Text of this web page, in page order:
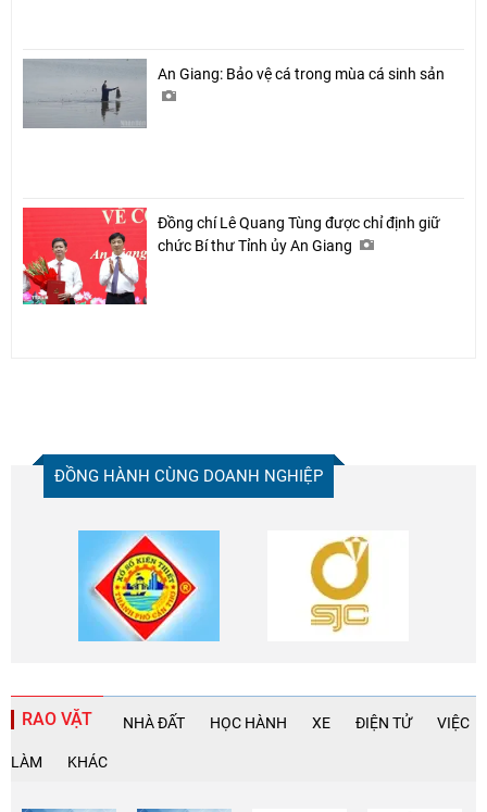
An Giang: Bảo vệ cá trong mùa cá sinh sản
Đồng chí Lê Quang Tùng được chỉ định giữ
chức Bí thư Tỉnh ủy An Giang
ĐỒNG HÀNH CÙNG DOANH NGHIỆP
RAO VẶT NHÀ ĐẤT HỌC HÀNH XE ĐIỆN TỬ VIỆC
LÀM KHÁC